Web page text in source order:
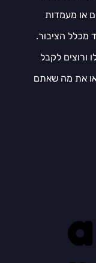
או מעמדות
מכלל הציבור.
ורוצים לקבל
את מה שאתם